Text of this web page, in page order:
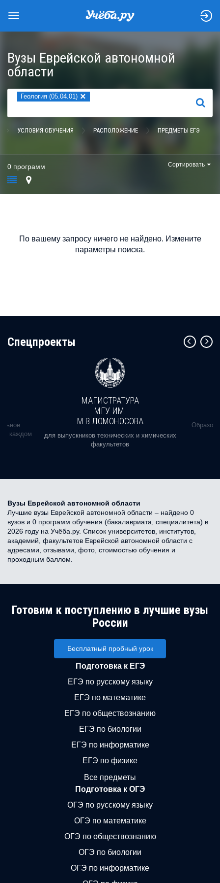
Вузы Еврейской автономной
области
Геология (05.04.01) ×
НАЙТИ
УСЛОВИЯ ОБУЧЕНИЯ РАСПОЛОЖЕНИЕ ПРЕДМЕТЫ ЕГЭ
0 программ Сортировать
По вашему запросу ничего не найдено. Измените
параметры поиска.
Cпецпроекты
в каждом
МАГИСТРАТУРА
МГУ ИМ.
М.В.ЛОМОНОСОВА
для выпускников технических и химических
факультетов
Вузы Еврейской автономной области
Лучшие вузы Еврейской автономной области – найдено 0
вузов и 0 программ обучения (бакалавриата, специалитета) в
2026 году на Учёба.ру. Список университетов, институтов,
академий, факультетов Еврейской автономной области с
адресами, отзывами, фото, стоимостью обучения и
проходным баллом.
Готовим к поступлению в лучшие вузы
России
Бесплатный пробный урок
Подготовка к ЕГЭ
ЕГЭ по русскому языку
ЕГЭ по математике
ЕГЭ по обществознанию
ЕГЭ по биологии
ЕГЭ по информатике
ЕГЭ по физике
Все предметы
Подготовка к ОГЭ
ОГЭ по русскому языку
ОГЭ по математике
ОГЭ по обществознанию
ОГЭ по биологии
ОГЭ по информатике